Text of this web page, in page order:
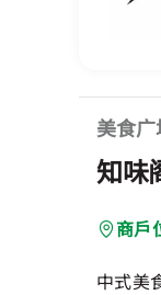
美食广
知味
商戶
中式美